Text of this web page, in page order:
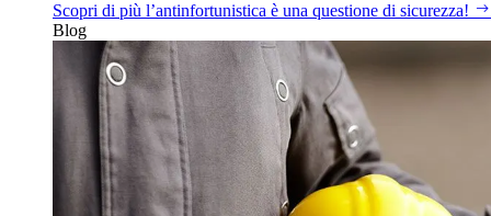
Scopri di più l’antinfortunistica è una questione di sicurezza!
Blog